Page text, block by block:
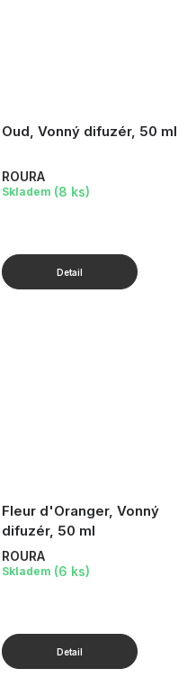
Oud, Vonný difuzér, 50 ml
ROURA
Skladem (8 ks)
Fleur d'Oranger, Vonný
difuzér, 50 ml
ROURA
Skladem (6 ks)